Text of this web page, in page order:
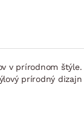
v prírodnom
prírodný